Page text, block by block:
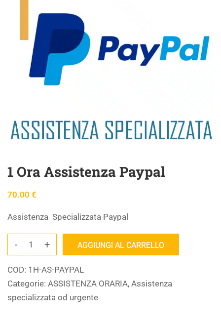
1 Ora Assistenza Paypal
70.00 €
Assistenza Specializzata Paypal
- + AGGIUNGI AL CARRELLO
COD: 1H-AS-PAYPAL
Categorie: ASSISTENZA ORARIA, Assistenza
specializzata od urgente